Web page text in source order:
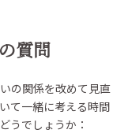
質問
の関係を改めて見直
て一緒に考える時間
うでしょうか：